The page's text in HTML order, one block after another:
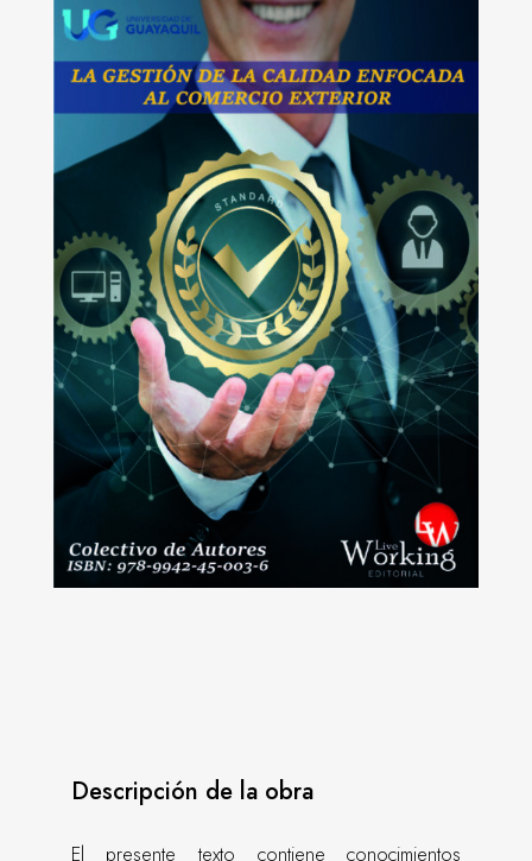
Descripción de la obra
El presente texto contiene conocimientos